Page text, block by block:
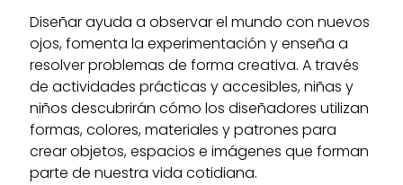
Diseñar ayuda a observar el mundo con nuevos
ojos, fomenta la experimentación y enseña a
resolver problemas de forma creativa. A través
de actividades prácticas y accesibles, niñas y
niños descubrirán cómo los diseñadores utilizan
formas, colores, materiales y patrones para
crear objetos, espacios e imágenes que forman
parte de nuestra vida cotidiana.